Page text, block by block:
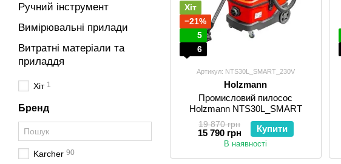
Хіт
−21%
5
6
Артикул: NTS30L_SMART_230V
Holzmann
Промисловий пилосос
Holzmann NTS30L_SMART
19 870 грн
15 790 грн Купити
В наявності
Ручний інструмент
Вимірювальні прилади
Витратні матеріали та
приладдя
Хіт 1
Бренд
Karcher 90